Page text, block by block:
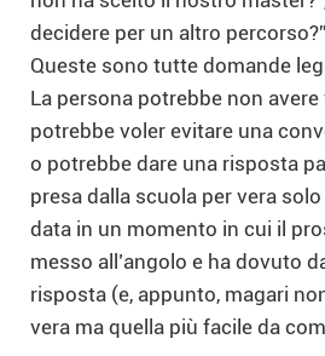
decidere per un altro
Queste sono tutte domande
La persona potrebbe non
potrebbe voler evitare una
o potrebbe dare una risposta
presa dalla scuola per vera
data in un momento in cui il
messo all’angolo e ha dovuto
risposta (e, appunto, magari
vera ma quella più facile da